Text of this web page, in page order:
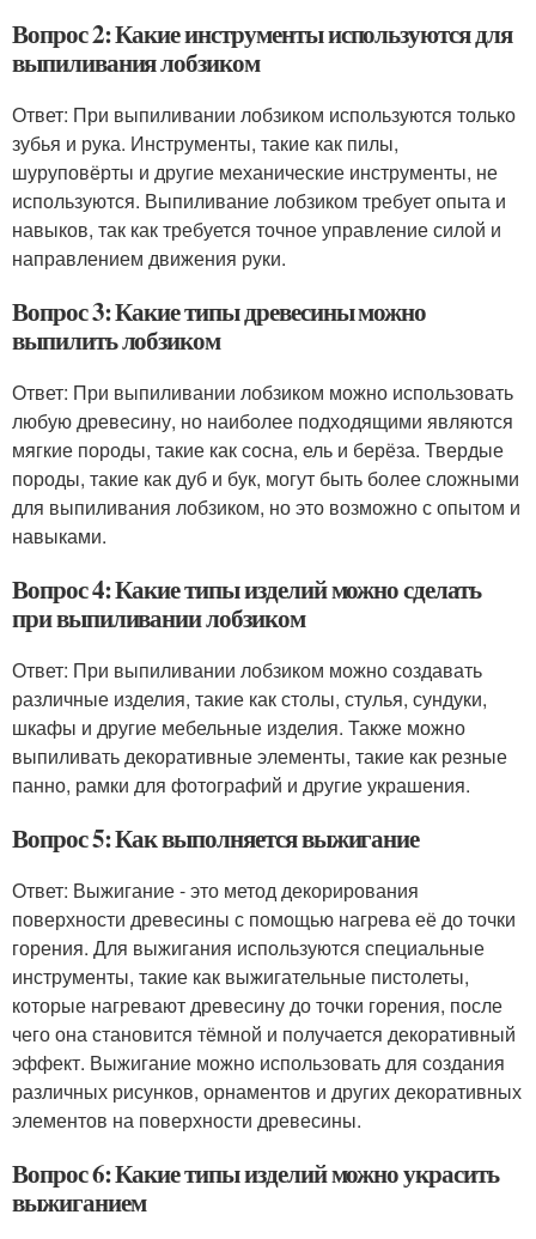
Вопрос 2: Какие инструменты используются для
выпиливания лобзиком
Ответ: При выпиливании лобзиком используются только
зубья и рука. Инструменты, такие как пилы,
шуруповёрты и другие механические инструменты, не
используются. Выпиливание лобзиком требует опыта и
навыков, так как требуется точное управление силой и
направлением движения руки.
Вопрос 3: Какие типы древесины можно
выпилить лобзиком
Ответ: При выпиливании лобзиком можно использовать
любую древесину, но наиболее подходящими являются
мягкие породы, такие как сосна, ель и берёза. Твердые
породы, такие как дуб и бук, могут быть более сложными
для выпиливания лобзиком, но это возможно с опытом и
навыками.
Вопрос 4: Какие типы изделий можно сделать
при выпиливании лобзиком
Ответ: При выпиливании лобзиком можно создавать
различные изделия, такие как столы, стулья, сундуки,
шкафы и другие мебельные изделия. Также можно
выпиливать декоративные элементы, такие как резные
панно, рамки для фотографий и другие украшения.
Вопрос 5: Как выполняется выжигание
Ответ: Выжигание - это метод декорирования
поверхности древесины с помощью нагрева её до точки
горения. Для выжигания используются специальные
инструменты, такие как выжигательные пистолеты,
которые нагревают древесину до точки горения, после
чего она становится тёмной и получается декоративный
эффект. Выжигание можно использовать для создания
различных рисунков, орнаментов и других декоративных
элементов на поверхности древесины.
Вопрос 6: Какие типы изделий можно украсить
выжиганием